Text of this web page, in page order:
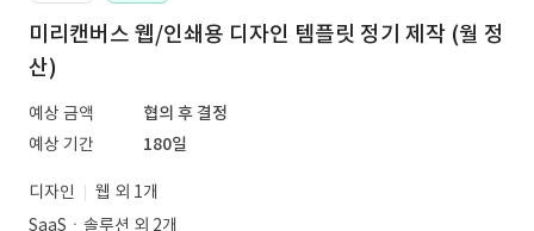
미리캔버스 웹/인쇄용 디자인 템플릿 정기 제작 (월 정
산)
예상 금액
협의 후 결정
예상 기간
180일
디자인
웹 외 1개
SaaSㆍ솔루션 외 2개